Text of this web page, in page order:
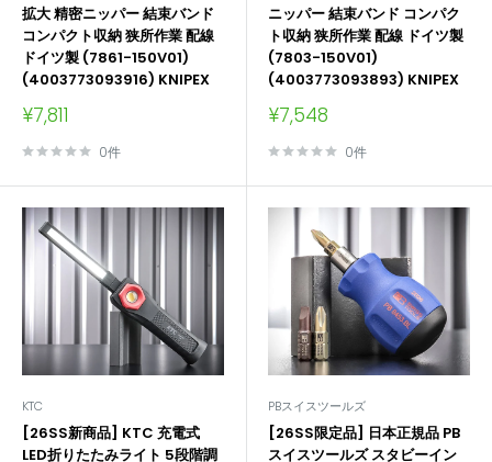
拡大 精密ニッパー 結束バンド
コンパクト収納 狭所作業 配線
ドイツ製 (7861-150V01)
(4003773093916) KNIPEX
販
価
¥7,811
0件
ニッパー 結束バンド コンパク
ト収納 狭所作業 配線 ドイツ製
(7803-150V01)
(4003773093893) KNIPEX
販
価
¥7,548
0件
KTC
[26SS新商品] KTC 充電式
LED折りたたみライト 5段階調
PBスイスツールズ
[26SS限定品] 日本正規品 PB
スイスツールズ スタビーイン